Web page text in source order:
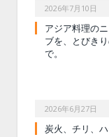
2026年7月10日
アジア料理の
ブを、とびき
で。
2026年6月27日
炭火、チリ、